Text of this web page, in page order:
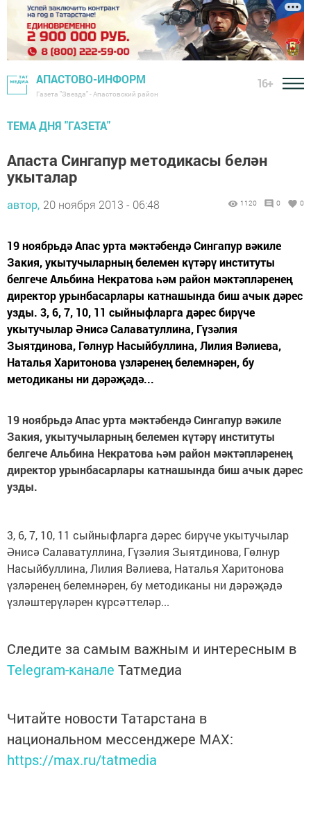
АПАСТОВО-ИНФОРМ
Газета "Звезда" - Апастовский район
16+
ТЕМА ДНЯ "ГАЗЕТА"
Апаста Сингапур методикасы белән
укыталар
автор, 20 ноября 2013 - 06:48 1120 0 0
19 ноябрьдә Апас урта мәктәбендә Сингапур вәкиле
Закия, укытучыларның белемен күтәрү институты
белгече Альбина Некратова һәм район мәктәпләренең
директор урынбасарлары катнашында биш ачык дәрес
узды. 3, 6, 7, 10, 11 сыйныфларга дәрес бирүче
укытучылар Әнисә Салаватуллина, Гүзәлия
Зыятдинова, Гөлнур Насыйбуллина, Лилия Вәлиева,
Наталья Харитонова үзләренең белемнәрен, бу
методиканы ни дәрәҗәдә...
19 ноябрьдә Апас урта мәктәбендә Сингапур вәкиле
Закия, укытучыларның белемен күтәрү институты
белгече Альбина Некратова һәм район мәктәпләренең
директор урынбасарлары катнашында биш ачык дәрес
узды.
3, 6, 7, 10, 11 сыйныфларга дәрес бирүче укытучылар
Әнисә Салаватуллина, Гүзәлия Зыятдинова, Гөлнур
Насыйбуллина, Лилия Вәлиева, Наталья Харитонова
үзләренең белемнәрен, бу методиканы ни дәрәҗәдә
үзләштерүләрен күрсәттеләр...
Следите за самым важным и интересным в
Telegram-канале Татмедиа
Читайте новости Татарстана в
национальном мессенджере MАХ:
https://max.ru/tatmedia